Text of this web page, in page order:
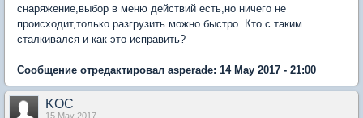
снаряжение,выбор в меню действий есть,но ничего не
происходит,только разгрузить можно быстро. Кто с таким
сталкивался и как это исправить?
Сообщение отредактировал asperade: 14 May 2017 - 21:00
KOC
15 May 2017